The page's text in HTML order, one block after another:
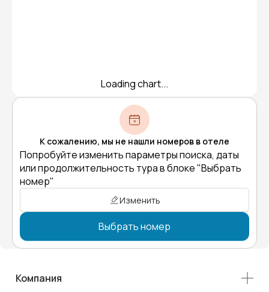
Loading chart...
К сожалению, мы не нашли номеров в отеле
Попробуйте изменить параметры поиска, даты
или продолжительность тура в блоке "Выбрать
номер"
Изменить
Выбрать номер
Компания